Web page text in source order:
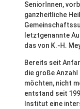
SeniorInnen,
ganzheitliche
letztgenannte
das von K.-H.
Bereits seit
die große
möchten, nicht
entstand seit
Institut eine